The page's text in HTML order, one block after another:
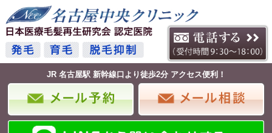
JR 名古屋駅 新幹線口より徒歩2分 アクセス便利！